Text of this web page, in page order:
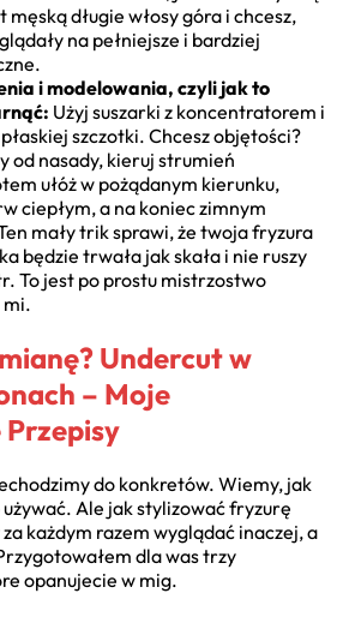
męską długie włosy góra i chcesz,
na pełniejsze i bardziej
i modelowania, czyli jak to
Użyj suszarki z koncentratorem i
szczotki. Chcesz objętości?
od nasady, kieruj strumień
ułóż w pożądanym kierunku,
ciepłym, a na koniec zimnym
mały trik sprawi, że twoja fryzura
będzie trwała jak skała i nie ruszy
To jest po prostu mistrzostwo
mi.
Undercut w
– Moje
do konkretów. Wiemy, jak
Ale jak stylizować fryzurę
każdym razem wyglądać inaczej, a
dla was trzy
opanujecie w mig.